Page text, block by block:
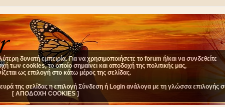
δυνατή εμπειρία. Για να χρησιμοποιήσετε το forum ή/και να συνδεθείτε
των cookies, το οποίο σημαίνει και αποδοχή της πολιτικής μας,
ως επιλογή στο κάτω μέρος της σελίδας.
της σελίδας η επιλογή Σύνδεση ή Login ανάλογα με τη γλώσσα επιλογής
[ ΑΠΟΔΟΧΗ COOKIES ]